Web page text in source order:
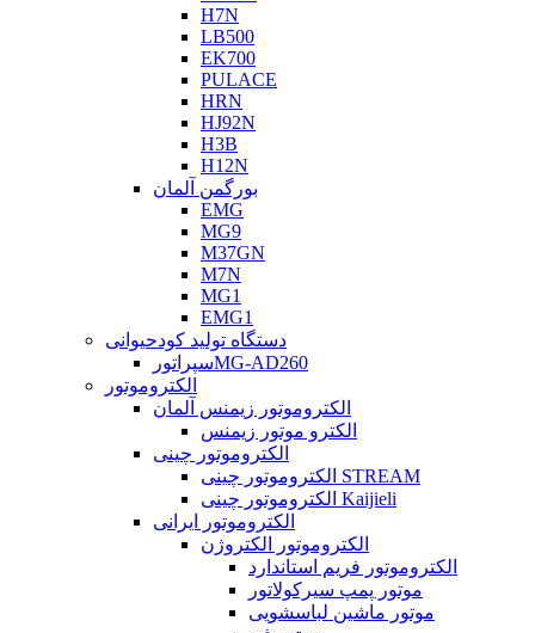
H7N
LB500
EK700
PULACE
HRN
HJ92N
H3B
H12N
بورگمن آلمان
EMG
MG9
M37GN
M7N
MG1
EMG1
دستگاه تولید کودحیوانی
سپراتورMG-AD260
الکتروموتور
الکتروموتور زیمنس آلمان
الکترو موتور زیمنس
الکتروموتور چینی
الکتروموتور چینی STREAM
الکتروموتور چینی Kaijieli
الکتروموتور ایرانی
الکتروموتور الکتروژن
الکتروموتور فریم استاندارد
موتور پمپ سیرکولاتور
موتور ماشین لباسشویی